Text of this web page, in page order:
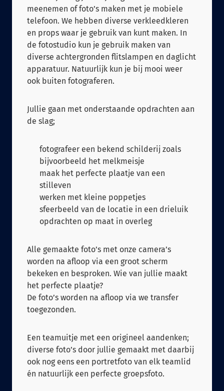
meenemen of foto’s maken met je mobiele
telefoon. We hebben diverse verkleedkleren
en props waar je gebruik van kunt maken. In
de fotostudio kun je gebruik maken van
diverse achtergronden flitslampen en daglicht
apparatuur. Natuurlijk kun je bij mooi weer
ook buiten fotograferen.
Jullie gaan met onderstaande opdrachten aan
de slag;
fotografeer een bekend schilderij zoals
bijvoorbeeld het melkmeisje
maak het perfecte plaatje van een
stilleven
werken met kleine poppetjes
sfeerbeeld van de locatie in een drieluik
opdrachten op maat in overleg
Alle gemaakte foto’s met onze camera’s
worden na afloop via een groot scherm
bekeken en besproken. Wie van jullie maakt
het perfecte plaatje?
De foto’s worden na afloop via we transfer
toegezonden.
Een teamuitje met een origineel aandenken;
diverse foto’s door jullie gemaakt met daarbij
ook nog eens een portretfoto van elk teamlid
én natuurlijk een perfecte groepsfoto.